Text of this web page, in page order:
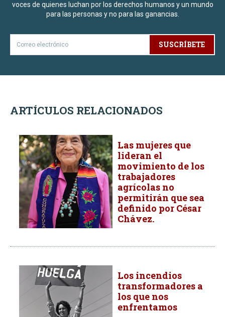
voces de quienes luchan por los derechos humanos y un mundo
para las personas y no para las ganancias.
SUSCRÍBETE
ARTÍCULOS RELACIONADOS
Las mujeres que
lideran el
movimiento de los
trabajadores
agrícolas no
permitirán que sea
definido por César
Chávez.
Los incendios
transformadores a
los que nos
enfrentamos